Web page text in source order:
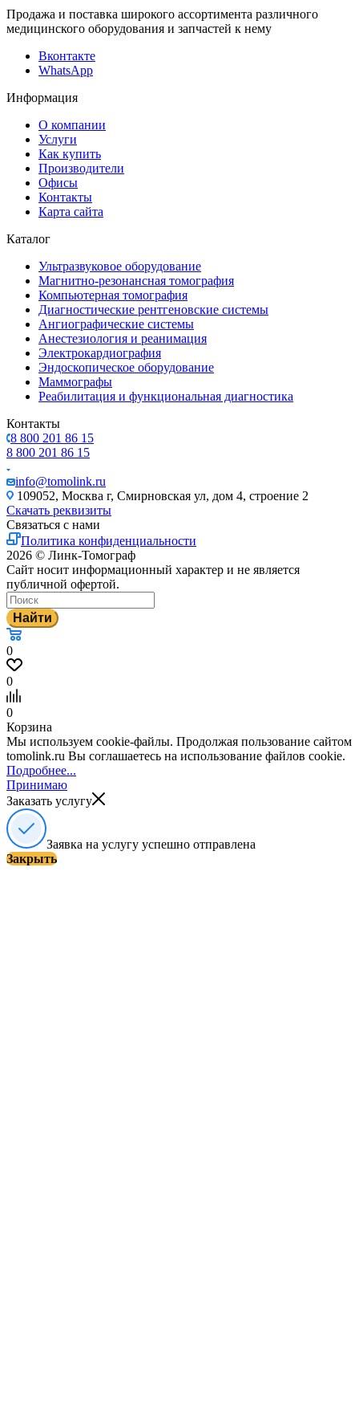
Продажа и поставка широкого ассортимента различного
медицинского оборудования и запчастей к нему
Вконтакте
WhatsApp
Информация
О компании
Услуги
Как купить
Производители
Офисы
Контакты
Карта сайта
Каталог
Ультразвуковое оборудование
Магнитно-резонансная томография
Компьютерная томография
Диагностические рентгеновские системы
Ангиографические системы
Анестезиология и реанимация
Электрокардиография
Эндоскопическое оборудование
Маммографы
Реабилитация и функциональная диагностика
Контакты
8 800 201 86 15
8 800 201 86 15
info@tomolink.ru
109052, Москва г, Смирновская ул, дом 4, строение 2
Скачать реквизиты
Связаться с нами
Политика конфиденциальности
2026 © Линк-Томограф
Сайт носит информационный характер и не является
публичной офертой.
Найти
0
0
0
Корзина
Мы используем cookie-файлы. Продолжая пользование сайтом
tomolink.ru Вы соглашаетесь на использование файлов cookie.
Подробнее...
Принимаю
Заказать услугу
Заявка на услугу успешно отправлена
Закрыть